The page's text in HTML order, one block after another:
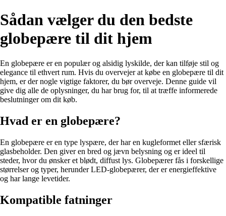
Sådan vælger du den bedste
globepære til dit hjem
En globepære er en populær og alsidig lyskilde, der kan tilføje stil og
elegance til ethvert rum. Hvis du overvejer at købe en globepære til dit
hjem, er der nogle vigtige faktorer, du bør overveje. Denne guide vil
give dig alle de oplysninger, du har brug for, til at træffe informerede
beslutninger om dit køb.
Hvad er en globepære?
En globepære er en type lyspære, der har en kugleformet eller sfærisk
glasbeholder. Den giver en bred og jævn belysning og er ideel til
steder, hvor du ønsker et blødt, diffust lys. Globepærer fås i forskellige
størrelser og typer, herunder LED-globepærer, der er energieffektive
og har lange levetider.
Kompatible fatninger